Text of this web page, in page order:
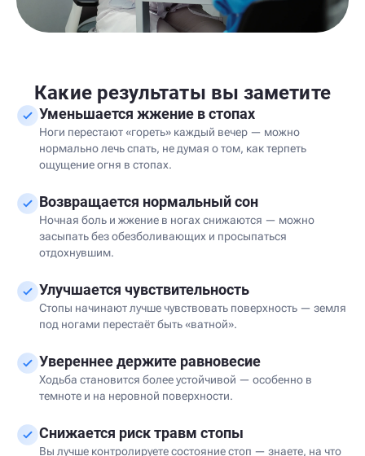
Какие результаты вы заметите
Уменьшается жжение в стопах
Ноги перестают «гореть» каждый вечер — можно
нормально лечь спать, не думая о том, как терпеть
ощущение огня в стопах.
Возвращается нормальный сон
Ночная боль и жжение в ногах снижаются — можно
засыпать без обезболивающих и просыпаться
отдохнувшим.
Улучшается чувствительность
Стопы начинают лучше чувствовать поверхность — земля
под ногами перестаёт быть «ватной».
Увереннее держите равновесие
Ходьба становится более устойчивой — особенно в
темноте и на неровной поверхности.
Снижается риск травм стопы
Вы лучше контролируете состояние стоп — знаете, на что